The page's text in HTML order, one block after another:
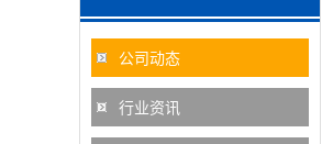
公司动态
行业资讯